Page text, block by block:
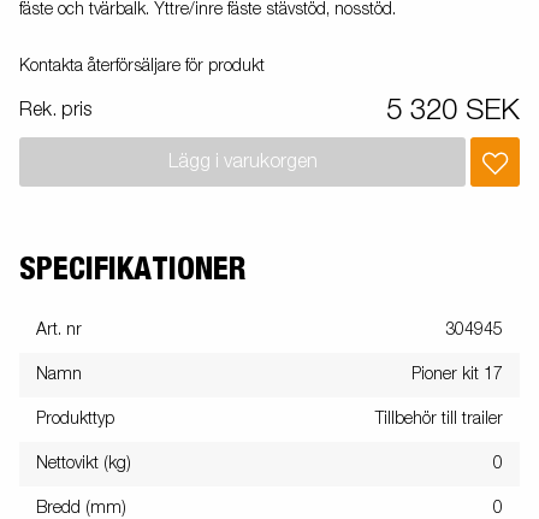
fäste och tvärbalk. Yttre/inre fäste stävstöd, nosstöd.
Kontakta återförsäljare för produkt
Rek. pris 5 320 SEK
Lägg i varukorgen
SPECIFIKATIONER
Art. nr 304945
Namn Pioner kit 17
Produkttyp Tillbehör till trailer
Nettovikt (kg) 0
Bredd (mm) 0